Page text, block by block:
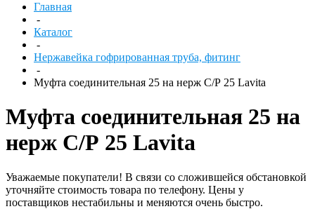
Главная
-
Каталог
-
Нержавейка гофрированная труба, фитинг
-
Муфта соединительная 25 на нерж С/Р 25 Lavita
Муфта соединительная 25 на
нерж С/Р 25 Lavita
Уважаемые покупатели! В связи со сложившейся обстановкой
уточняйте стоимость товара по телефону. Цены у
поставщиков нестабильны и меняются очень быстро.